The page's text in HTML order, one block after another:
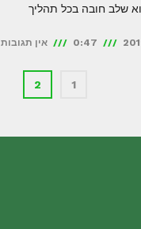
שלב חובה בכל תהליך
0:47 אין תגובות
1
2